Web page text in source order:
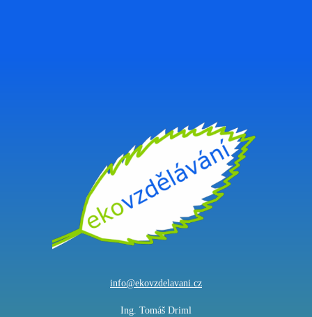
info@ekovzdelavani.cz
Ing. Tomáš Driml